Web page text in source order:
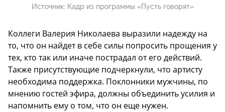
Источник: Кадр из программы «Пусть говорят»
Коллеги Валерия Николаева выразили надежду на
то, что он найдет в себе силы попросить прощения у
тех, кто так или иначе пострадал от его действий.
Также присутствующие подчеркнули, что артисту
необходима поддержка. Поклонники мужчины, по
мнению гостей эфира, должны объединить усилия и
напомнить ему о том, что он еще нужен.